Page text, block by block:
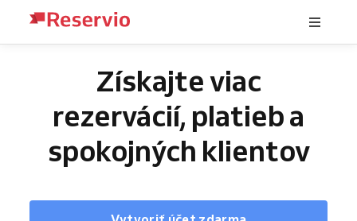
Získajte viac
rezervácií, platieb a
spokojných klientov